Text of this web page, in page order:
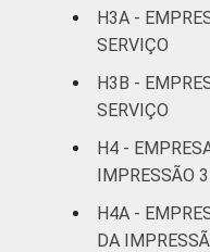
H3A -
SERVIÇO
H3B -
SERVIÇO
H4 -
IMPRESSÃO
H4A -
DA